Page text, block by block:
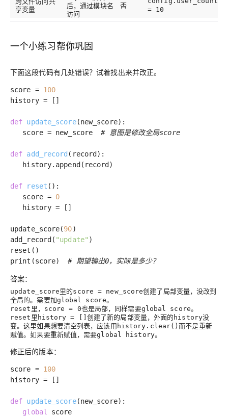
享变量
后，通过模块名
访问
否
= 10
一个小练习帮你巩固
下面这段代码有几处错误？试着找出来并改正。
score = 100
history = []
def update_score(new_score) :
score = new_score# 意图是修改全局score
def add_record (record) :
history.append(record)
def reset () :
score = 0
history = []
update_score(90)
add_record( "update" )
reset()
print(score)# 期望输出0，实际是多少？
答案：
update_score里的score = new_score创建了局部变量，没改到
全局的。需要加global score。
reset 里， score = 0也是局部，同样需要global score。
reset 里 history = [] 创建了新的局部变量，外面的 history没
变。这里如果想要清空列表，应该用 history.clear()而不是重新
赋值。如果要重新赋值，需要global history。
修正后的版本：
score = 100
history = []
def update_score(new_score) :
global
score